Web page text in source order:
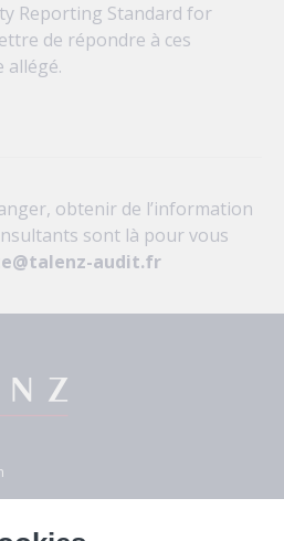
Reporting Standard for
de répondre à ces
allégé.
obtenir de l’information
sont là pour vous
audit.fr